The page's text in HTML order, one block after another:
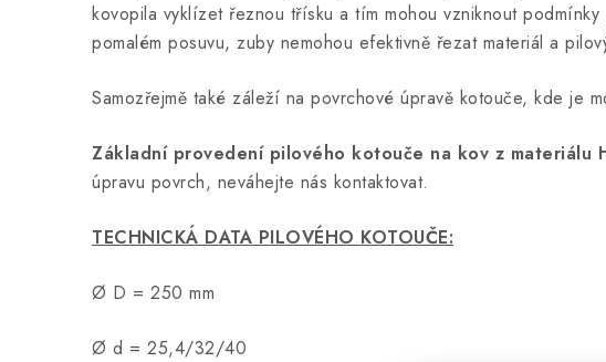
kovopila vyklízet řeznou třísku a tím mohou vzniknout
pomalém posuvu, zuby nemohou efektivně řezat materiál a
Samozřejmě také záleží na povrchové úpravě kotouče, kde je
Základní provedení pilového kotouče na kov z materiálu
úpravu povrch, neváhejte nás kontaktovat.
TECHNICKÁ DATA PILOVÉHO KOTOUČE:
Ø D = 250 mm
Ø d = 25,4/32/40